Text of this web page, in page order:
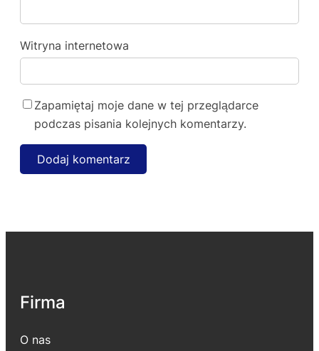
Witryna internetowa
Zapamiętaj moje dane w tej przeglądarce
podczas pisania kolejnych komentarzy.
Firma
O nas